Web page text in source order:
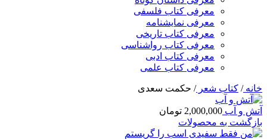
معرفی کتاب فلسفی
معرفی نمایشنامه
معرفی کتاب تاریخی
معرفی کتاب رواشناسی
معرفی کتاب ادبی
معرفی کتاب علمی
خانه/ کتاب شعر/ حکمت سعدی
آتش و آب 2,000,000 تومان
بازگشت به محصولات